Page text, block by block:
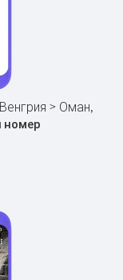
> Оман,
номер